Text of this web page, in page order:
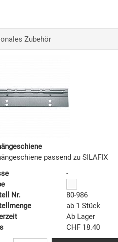
Zubehör
passend zu SILAFIX
-
Nr.
80-986
ab 1 Stück
Ab Lager
CHF 18.40